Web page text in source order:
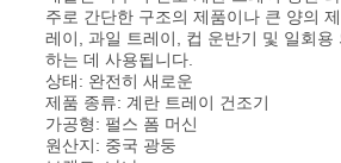
주로 간단한 구조의 제품이나 큰 양의
레이, 과일 트레이, 컵 운반기 및 일회용
하는 데 사용됩니다.
상태: 완전히 새로운
제품 종류: 계란 트레이 건조기
가공형: 펄스 폼 머신
원산지: 중국 광둥